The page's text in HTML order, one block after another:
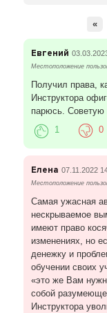
«
Евгений
Местоположение
Получил права,
Инструктора
парюсь. Советую
1 0
Елена 07.11.2022
Местоположение
Самая ужасная
нескрываемое
имеют право
изменениях, но
денежку и
обучении своих
«это же Вам
собой
Инструктора